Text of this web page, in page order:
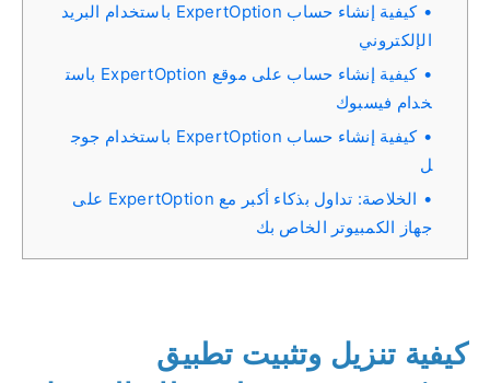
كيفية إنشاء حساب ExpertOption باستخدام البريد
الإلكتروني
كيفية إنشاء حساب على موقع ExpertOption باست
خدام فيسبوك
كيفية إنشاء حساب ExpertOption باستخدام جوج
ل
الخلاصة: تداول بذكاء أكبر مع ExpertOption على
جهاز الكمبيوتر الخاص بك
كيفية تنزيل وتثبيت تطبيق